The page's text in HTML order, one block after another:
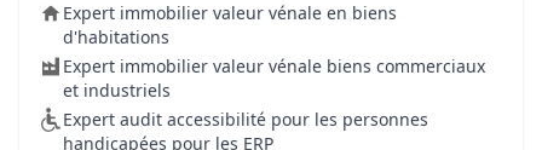
Expert immobilier valeur vénale en biens
d'habitations
Expert immobilier valeur vénale biens commerciaux
et industriels
Expert audit accessibilité pour les personnes
handicapées pour les ERP